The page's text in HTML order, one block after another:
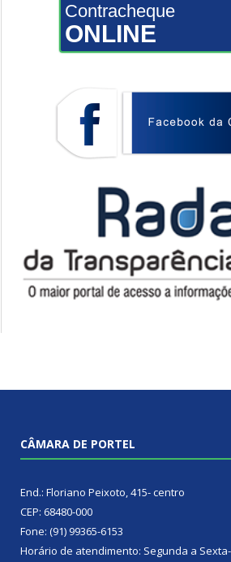
Contracheque
ONLINE
CÂMARA DE PORTEL
End.: Floriano Peixoto, 415- centro
CEP: 68480-000
Fone: (91) 99365-6153
Horário de atendimento: Segunda a